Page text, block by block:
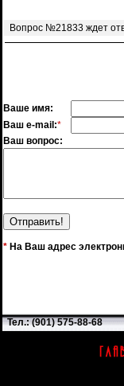
Вопрос №21833 ждет
Ваше имя:
Ваш e-mail:*
Ваш вопрос:
* На Ваш адрес
Тел.: (901) 575-88-68